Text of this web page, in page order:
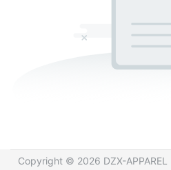
Copyright © 2026 DZX-APPAREL |